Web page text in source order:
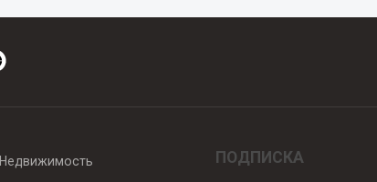
Недвижимость ПОДПИСКА